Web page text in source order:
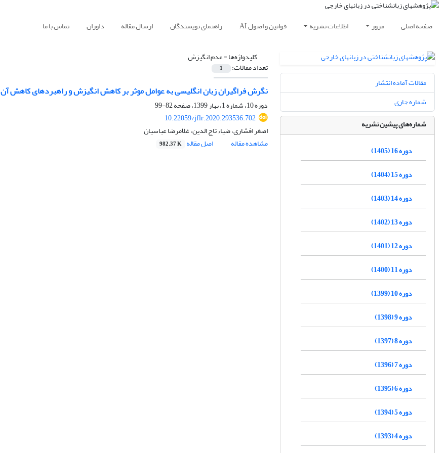
صفحه اصلی مرور اطلاعات نشریه قوانین و اصول AI راهنمای نویسندگان ارسال مقاله داوران تماس با ما
کلیدواژه‌ها =عدم انگیزش
تعداد مقالات: 1
نگرش فراگیران زبان انگلیسی به عوامل موثر بر کاهش انگیزش و راهبردهای کاهش آن
دوره 10، شماره 1، بهار 1399، صفحه
82-99
10.22059/jflr.2020.293536.702
اصغر افشاری، ضیاء تاج الدین، غلامرضا عباسیان
مشاهده مقاله
اصل مقاله 982.37 K
مقالات آماده انتشار
شماره جاری
شماره‌های پیشین نشریه
دوره 16 (1405)
دوره 15 (1404)
دوره 14 (1403)
دوره 13 (1402)
دوره 12 (1401)
دوره 11 (1400)
دوره 10 (1399)
دوره 9 (1398)
دوره 8 (1397)
دوره 7 (1396)
دوره 6 (1395)
دوره 5 (1394)
دوره 4 (1393)